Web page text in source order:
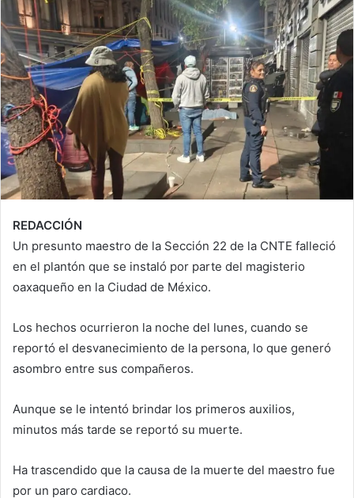
REDACCIÓN
Un presunto maestro de la Sección 22 de la CNTE falleció
en el plantón que se instaló por parte del magisterio
oaxaqueño en la Ciudad de México.
Los hechos ocurrieron la noche del lunes, cuando se
reportó el desvanecimiento de la persona, lo que generó
asombro entre sus compañeros.
Aunque se le intentó brindar los primeros auxilios,
minutos más tarde se reportó su muerte.
Ha trascendido que la causa de la muerte del maestro fue
por un paro cardiaco.